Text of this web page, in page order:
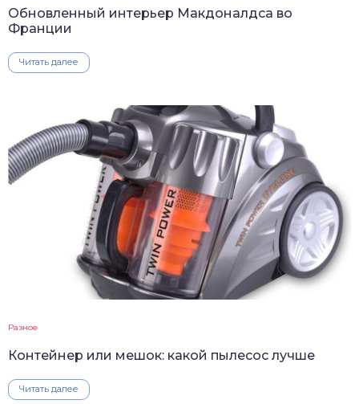
Обновленный интерьер Макдоналдса во
Франции
Читать далее
Разное
Контейнер или мешок: какой пылесос лучше
Читать далее